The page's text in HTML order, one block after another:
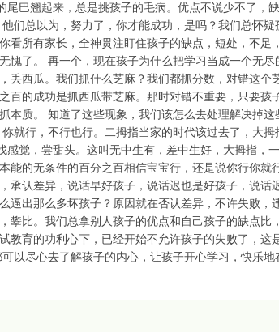
巴翘起来，总是挑孩子的毛病。优点不说少不了，
们总以为，努力了，你才能成功，是吗？我们总怀疑
所有家长，全神贯注盯住孩子的缺点，短处，不足
愧了。 再一个，现在孩子为什么把学习当成一个无尽
西瓜。我们抓什么芝麻？我们都抓分数，对错这个
的成功是抓西瓜带芝麻。那时对错不重要，只要孩
本质。 知道了这些现象，我们该怎么去处理解决掉这
就行，不行也行。二拇指当家的时代该过去了，大拇
觉，尝甜头。这叫无中生有，差中生好，大拇指，
能的无条件的百分之百相信宝宝行，还是说你行你就
承认差异，说话早好孩子，说话迟也是好孩子，说话
逼出那么多坏孩子？原因就在否认差异，不许失败，
比。我们总拿别人孩子的优点和自己孩子的缺点比
教育的功利心下，已经开始不允许孩子的失败了，这
以尽心去了解孩子的内心，让孩子开心学习，快乐地